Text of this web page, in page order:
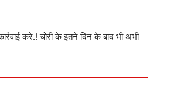
करे.! चोरी के इतने दिन के बाद भी अभी